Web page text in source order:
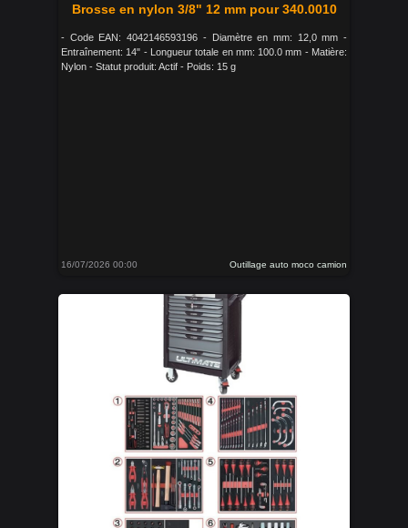
Brosse en nylon 3/8" 12 mm pour 340.0010
- Code EAN: 4042146593196 - Diamètre en mm: 12,0 mm -
Entraînement: 14" - Longueur totale en mm: 100.0 mm - Matière:
Nylon - Statut produit: Actif - Poids: 15 g
16/07/2026 00:00 Outillage auto moco camion